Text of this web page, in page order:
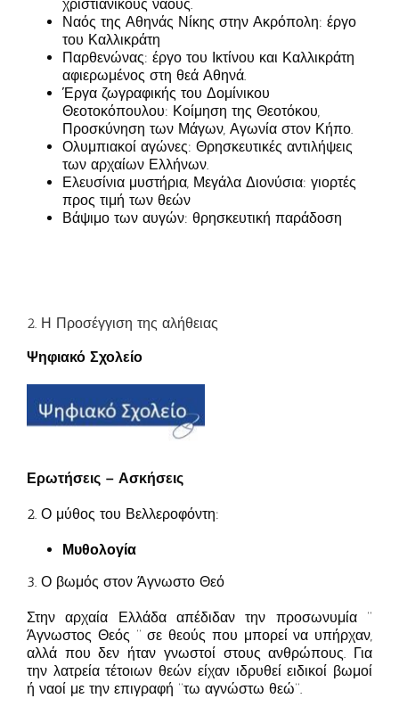
χριστιανικούς ναούς.
Ναός της Αθηνάς Νίκης στην Ακρόπολη: έργο
του Καλλικράτη
Παρθενώνας: έργο του Ικτίνου και Καλλικράτη
αφιερωμένος στη θεά Αθηνά.
Έργα ζωγραφικής του Δομίνικου
Θεοτοκόπουλου: Κοίμηση της Θεοτόκου,
Προσκύνηση των Μάγων, Αγωνία στον Κήπο.
Ολυμπιακοί αγώνες: Θρησκευτικές αντιλήψεις
των αρχαίων Ελλήνων.
Ελευσίνια μυστήρια, Μεγάλα Διονύσια: γιορτές
προς τιμή των θεών
Βάψιμο των αυγών: θρησκευτική παράδοση
2. Η Προσέγγιση της αλήθειας
Ψηφιακό Σχολείο
Ερωτήσεις – Ασκήσεις
2. Ο μύθος του Βελλεροφόντη:
Μυθολογία
3. Ο βωμός στον Άγνωστο Θεό
Στην αρχαία Ελλάδα απέδιδαν την προσωνυμία ‘’
Άγνωστος Θεός ‘’ σε θεούς που μπορεί να υπήρχαν,
αλλά που δεν ήταν γνωστοί στους ανθρώπους. Για
την λατρεία τέτοιων θεών είχαν ιδρυθεί ειδικοί βωμοί
ή ναοί με την επιγραφή ‘’τω αγνώστω θεώ‘’.